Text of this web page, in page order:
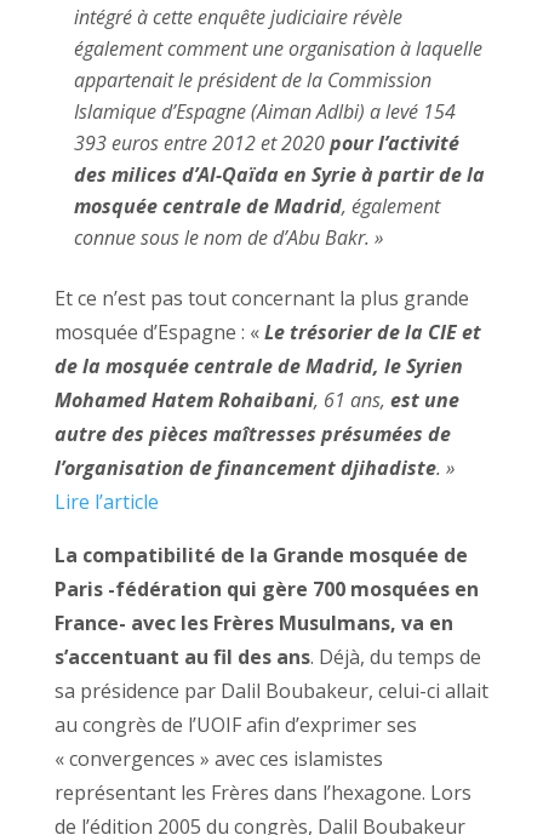
intégré à cette enquête judiciaire révèle
également comment une organisation à laquelle
appartenait le président de la Commission
Islamique d’Espagne (Aiman ​​Adlbi) a levé 154
393 euros entre 2012 et 2020pour l’activité
des milices d’Al-Qaïda en Syrie à partir de la
mosquée centrale de Madrid, également
connue sous le nom de d’Abu Bakr. »
Et ce n’est pas tout concernant la plus grande
mosquée d’Espagne : «Le trésorier de la CIE et
de la mosquée centrale de Madrid, le Syrien
Mohamed Hatem Rohaibani, 61 ans, est une
autre des pièces maîtresses présumées de
l’organisation de financement djihadiste. »
Lire l’article
La compatibilité de la Grande mosquée de
Paris -fédération qui gère 700 mosquées en
France- avec les Frères Musulmans, va en
s’accentuant au fil des ans. Déjà, du temps de
sa présidence par Dalil Boubakeur, celui-ci allait
au congrès de l’UOIF afin d’exprimer ses
« convergences » avec ces islamistes
représentant les Frères dans l’hexagone. Lors
de l’édition 2005 du congrès, Dalil Boubakeur